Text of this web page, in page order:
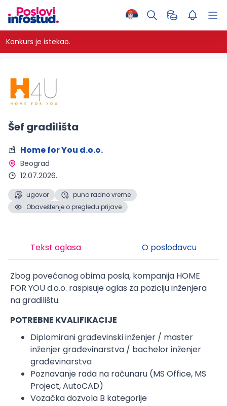
Konkurs je istekao.
Šef gradilišta
Home for You d.o.o.
Beograd
12.07.2026.
ugovor
puno radno vreme
Obaveštenje o pregledu prijave
Tekst oglasa O poslodavcu
Zbog povećanog obima posla, kompanija HOME
FOR YOU d.o.o. raspisuje oglas za poziciju inženjera
na gradilištu.
POTREBNE KVALIFIKACIJE
Diplomirani građevinski inženjer / master
inženjer građevinarstva / bachelor inženjer
građevinarstva
Poznavanje rada na računaru (MS Office, MS
Project, AutoCAD)
Vozačka dozvola B kategorije